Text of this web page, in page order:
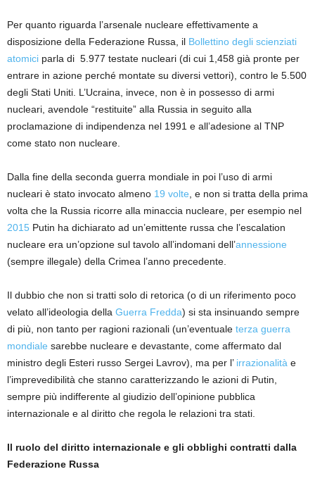
Per quanto riguarda l’arsenale nucleare effettivamente a
disposizione della Federazione Russa, il Bollettino degli scienziati
atomici parla di 5.977 testate nucleari (di cui 1,458 già pronte per
entrare in azione perché montate su diversi vettori), contro le 5.500
degli Stati Uniti. L’Ucraina, invece, non è in possesso di armi
nucleari, avendole “restituite” alla Russia in seguito alla
proclamazione di indipendenza nel 1991 e all’adesione al TNP
come stato non nucleare.
Dalla fine della seconda guerra mondiale in poi l’uso di armi
nucleari è stato invocato almeno 19 volte, e non si tratta della prima
volta che la Russia ricorre alla minaccia nucleare, per esempio nel
2015 Putin ha dichiarato ad un’emittente russa che l’escalation
nucleare era un’opzione sul tavolo all’indomani dell’annessione
(sempre illegale) della Crimea l’anno precedente.
Il dubbio che non si tratti solo di retorica (o di un riferimento poco
velato all’ideologia della Guerra Fredda) si sta insinuando sempre
di più, non tanto per ragioni razionali (un’eventuale terza guerra
mondiale sarebbe nucleare e devastante, come affermato dal
ministro degli Esteri russo Sergei Lavrov), ma per l’ irrazionalità e
l’imprevedibilità che stanno caratterizzando le azioni di Putin,
sempre più indifferente al giudizio dell’opinione pubblica
internazionale e al diritto che regola le relazioni tra stati.
Il ruolo del diritto internazionale e gli obblighi contratti dalla
Federazione Russa